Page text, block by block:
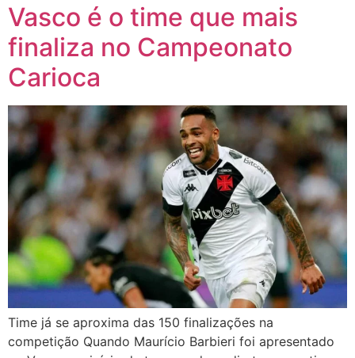
Vasco é o time que mais
finaliza no Campeonato
Carioca
Time já se aproxima das 150 finalizações na
competição Quando Maurício Barbieri foi apresentado